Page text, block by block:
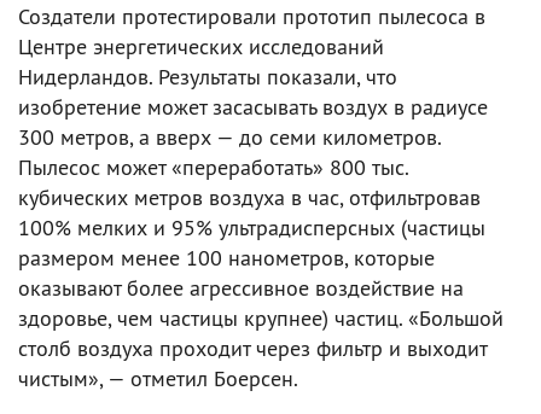
Создатели протестировали прототип пылесоса в
Центре энергетических исследований
Нидерландов. Результаты показали, что
изобретение может засасывать воздух в радиусе
300 метров, а вверх — до семи километров.
Пылесос может «переработать» 800 тыс.
кубических метров воздуха в час, отфильтровав
100% мелких и 95% ультрадисперсных (частицы
размером менее 100 нанометров, которые
оказывают более агрессивное воздействие на
здоровье, чем частицы крупнее) частиц. «Большой
столб воздуха проходит через фильтр и выходит
чистым», — отметил Боерсен.